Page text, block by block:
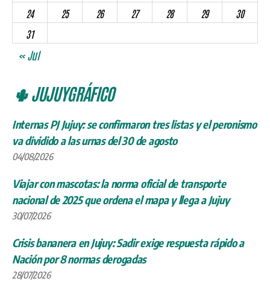
24
25 26 27 28 29
30
31
« Jul
🌵 JUJUYGRÁFICO
Internas PJ Jujuy: se confirmaron tres listas y el peronismo
va dividido a las urnas del 30 de agosto
04/08/2026
Viajar con mascotas: la norma oficial de transporte
nacional de 2025 que ordena el mapa y llega a Jujuy
30/07/2026
Crisis bananera en Jujuy: Sadir exige respuesta rápido a
Nación por 8 normas derogadas
28/07/2026